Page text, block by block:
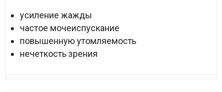
усиление жажды
частое мочеиспускание
повышенную утомляемость
нечеткость зрения